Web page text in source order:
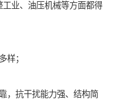
业、油压机械等方面都得
样；
，抗干扰能力强、结构简